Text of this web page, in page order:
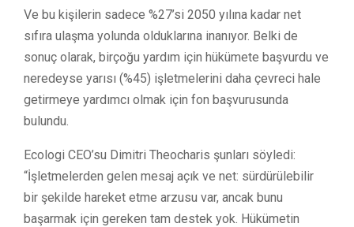
Ve bu kişilerin sadece %27’si 2050 yılına kadar net
sıfıra ulaşma yolunda olduklarına inanıyor. Belki de
sonuç olarak, birçoğu yardım için hükümete başvurdu ve
neredeyse yarısı (%45) işletmelerini daha çevreci hale
getirmeye yardımcı olmak için fon başvurusunda
bulundu.
Ecologi CEO’su Dimitri Theocharis şunları söyledi:
“İşletmelerden gelen mesaj açık ve net: sürdürülebilir
bir şekilde hareket etme arzusu var, ancak bunu
başarmak için gereken tam destek yok. Hükümetin